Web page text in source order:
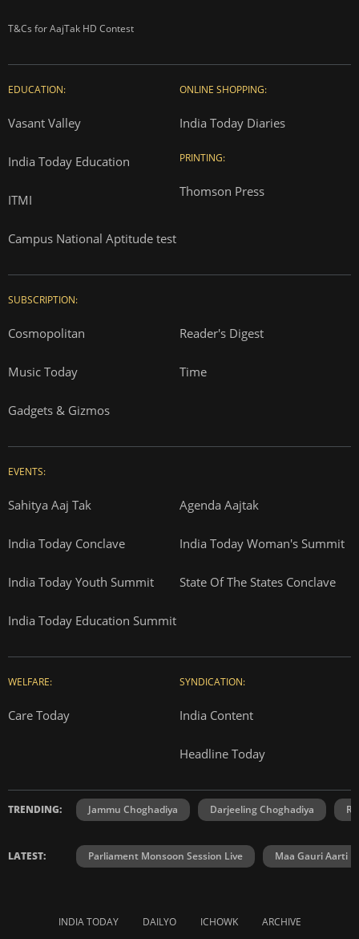
T&Cs for AajTak HD Contest
EDUCATION:
Vasant Valley
India Today Education
ITMI
Campus National Aptitude test
ONLINE SHOPPING:
India Today Diaries
PRINTING:
Thomson Press
SUBSCRIPTION:
Cosmopolitan Reader's Digest
Music Today Time
Gadgets & Gizmos
EVENTS:
Sahitya Aaj Tak Agenda Aajtak
India Today Conclave India Today Woman's Summit
India Today Youth Summit State Of The States Conclave
India Today Education Summit
WELFARE:
Care Today
SYNDICATION:
India Content
Headline Today
TRENDING: Jammu Choghadiya Darjeeling Choghadiya
LATEST: Parliament Monsoon Session Live Maa Gauri Aarti
INDIA TODAY DAILYO ICHOWK ARCHIVE